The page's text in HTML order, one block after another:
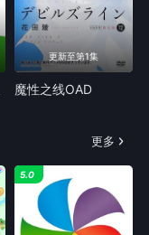
更新至第1集
魔性之线OAD
更多
5.0